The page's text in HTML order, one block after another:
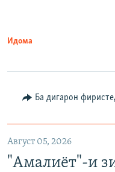
Идома
Ба дигарон
Август 05, 2026
"Амалиёт"-и